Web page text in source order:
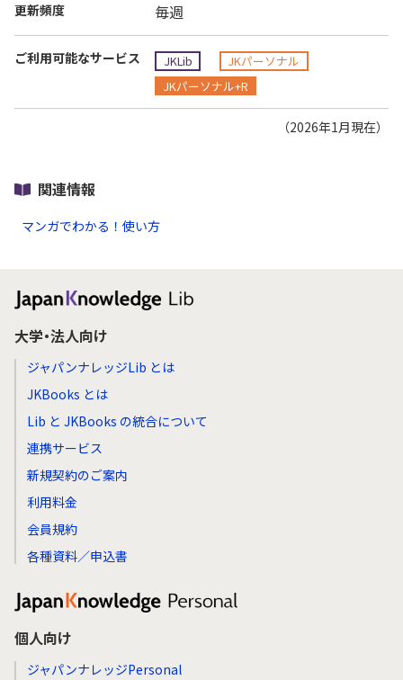
更新頻度 毎週
ご利用可能なサービス JKLib
JKパーソナル
JKパーソナル+R
（2026年1月現在）
関連情報
マンガでわかる！使い方
大学・法人向け
ジャパンナレッジLib とは
JKBooks とは
Lib と JKBooks の統合について
連携サービス
新規契約のご案内
利用料金
会員規約
各種資料／申込書
個人向け
ジャパンナレッジPersonal